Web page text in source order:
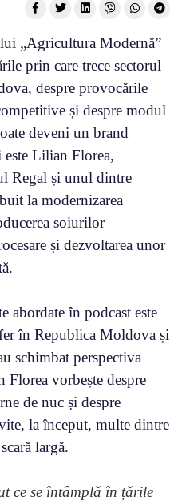
„Agricultura Modernă”
prin care trece sectorul
despre provocările
și despre modul
deveni un brand
Lilian Florea,
Regal și unul dintre
la modernizarea
soiurilor
și dezvoltarea unor
abordate în podcast este
în Republica Moldova și
schimbat perspectiva
Florea vorbește despre
de nuc și despre
la început, multe dintre
largă.
ce se întâmplă în țările